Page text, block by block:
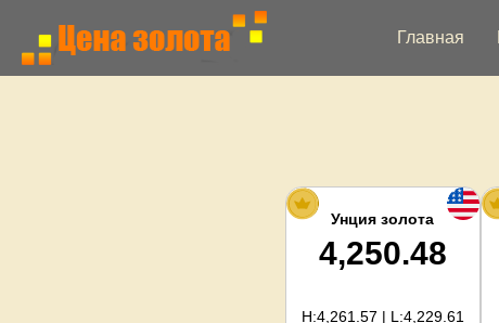
Главная
Унция золота
4,250.48
H:4,261.57 | L:4,229.61